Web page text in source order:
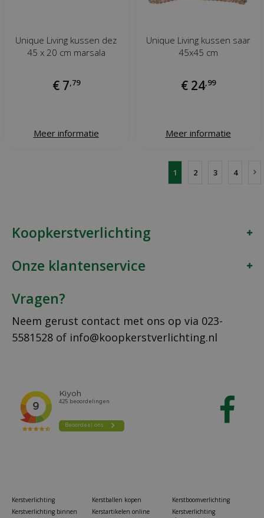
Unique Living kussen dez
45 x 20 cm marsala
€ 7 79
Meer informatie
Unique Living kussen saar
45x45 cm
€ 24 99
Meer informatie
1 2 3 4
Koopkerstverlichting
Onze klantenservice
Vragen?
Neem gerust contact met ons op via 023-
5581528 of info@koopkerstverlichting.nl
Kerstverlichting
Kerstverlichting binnen
Kerstballen kopen
Kerstartikelen online
Kerstboomverlichting
Kerstverlichting